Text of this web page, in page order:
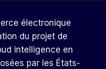
électronique
du projet de
intelligence en
par les États-